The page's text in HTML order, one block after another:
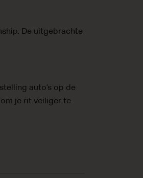
De uitgebrachte
auto’s op de
je rit veiliger te